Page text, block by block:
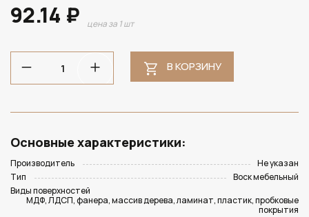
92.14 ₽ цена за 1 шт
В КОРЗИНУ
Основные характеристики:
Производитель
Не указан
Тип
Воск мебельный
Виды поверхностей
МДФ, ЛДСП, фанера, массив дерева, ламинат, пластик, пробковые
покрытия